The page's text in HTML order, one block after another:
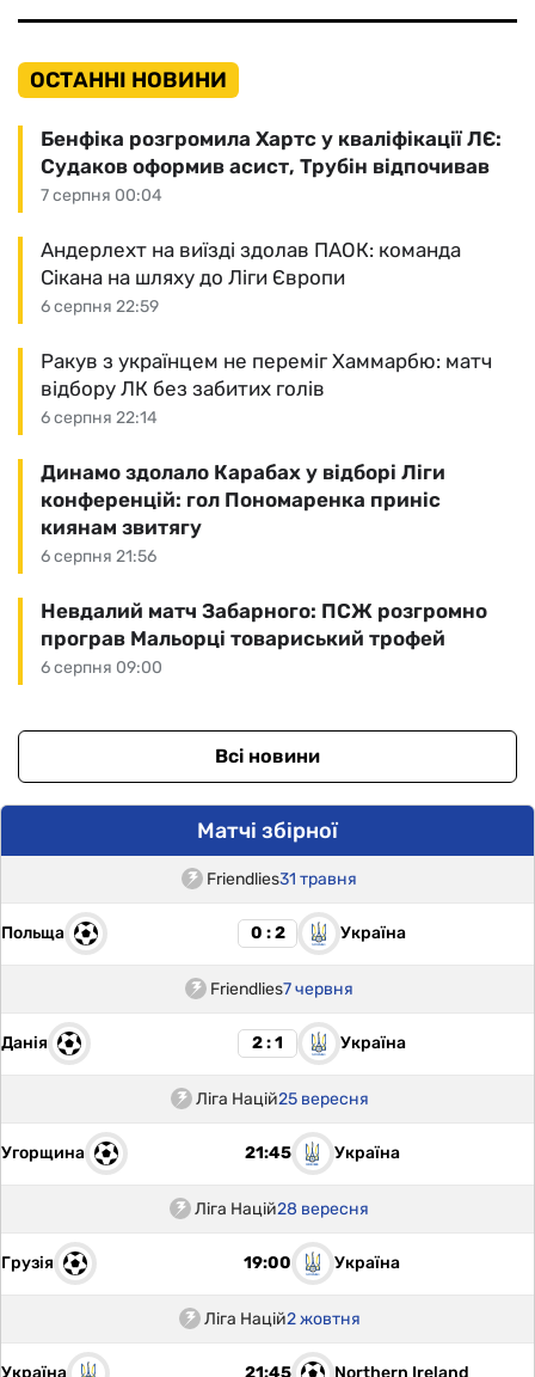
ОСТАННІ НОВИНИ
7 серпня 00:04
Бенфіка розгромила Хартс у кваліфікації ЛЄ:
Судаков оформив асист, Трубін відпочивав
6 серпня 22:59
Андерлехт на виїзді здолав ПАОК: команда
Сікана на шляху до Ліги Європи
6 серпня 22:14
Ракув з українцем не переміг Хаммарбю: матч
відбору ЛК без забитих голів
6 серпня 21:56
Динамо здолало Карабах у відборі Ліги
конференцій: гол Пономаренка приніс
киянам звитягу
6 серпня 09:00
Невдалий матч Забарного: ПСЖ розгромно
програв Мальорці товариський трофей
Всі новини
Матчі збірної
Friendlies31 травня
Польща 0 : 2 Україна
Friendlies7 червня
Данія 2 : 1 Україна
Ліга Націй25 вересня
Угорщина 21:45 Україна
Ліга Націй28 вересня
Грузія 19:00 Україна
Ліга Націй2 жовтня
Україна Northern Ireland